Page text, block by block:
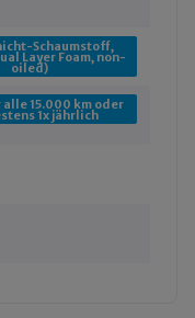
Schaumstoff,
Layer Foam, non-
oiled)
15.000 km oder
1x jährlich